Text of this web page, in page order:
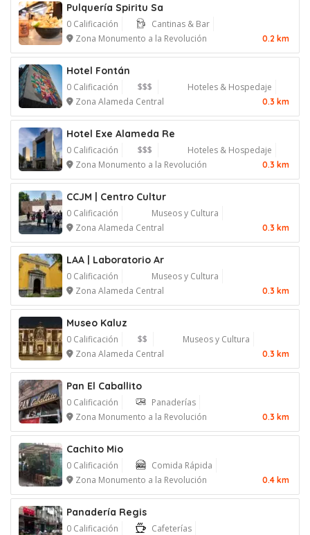
Pulquería Spiritu Sa
0 Calificación
Cantinas & Bar
Zona Monumento a la Revolución
0.2 km
Hotel Fontán
0 Calificación $$$
Hoteles & Hospedaje
Zona Alameda Central
0.3 km
Hotel Exe Alameda Re
0 Calificación $$$
Hoteles & Hospedaje
Zona Monumento a la Revolución
0.3 km
CCJM | Centro Cultur
0 Calificación
Museos y Cultura
Zona Alameda Central
0.3 km
LAA | Laboratorio Ar
0 Calificación
Museos y Cultura
Zona Alameda Central
0.3 km
Museo Kaluz
0 Calificación $$
Museos y Cultura
Zona Alameda Central
0.3 km
Pan El Caballito
0 Calificación
Panaderías
Zona Monumento a la Revolución
0.3 km
Cachito Mio
0 Calificación
Comida Rápida
Zona Monumento a la Revolución
0.4 km
Panadería Regis
0 Calificación
Cafeterías